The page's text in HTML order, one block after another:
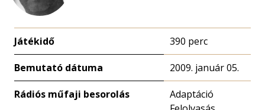
Játékidő 390 perc
Bemutató dátuma 2009. január 05.
Rádiós műfaji besorolás
Adaptáció